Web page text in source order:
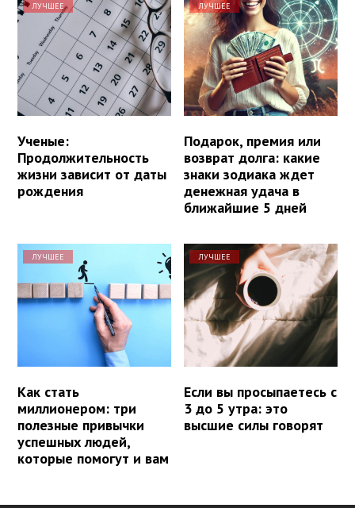
ЛУЧШЕЕ
Ученые:
Продолжительность
жизни зависит от даты
рождения
ЛУЧШЕЕ
Подарок, премия или
возврат долга: какие
знаки зодиака ждет
денежная удача в
ближайшие 5 дней
ЛУЧШЕЕ
Как стать
миллионером: три
полезные привычки
успешных людей,
которые помогут и вам
ЛУЧШЕЕ
Если вы просыпаетесь с
3 до 5 утра: это
высшие силы говорят